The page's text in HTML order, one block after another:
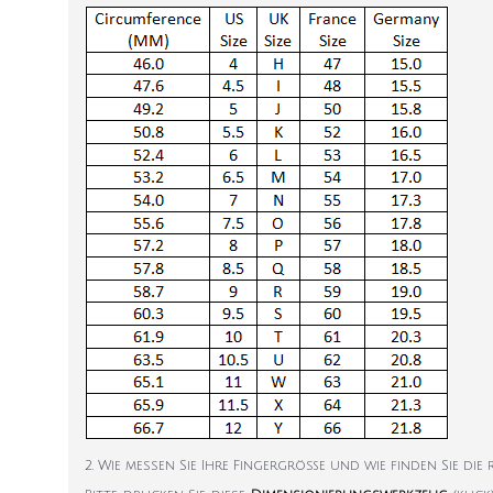
2. Wie messen Sie Ihre Fingergröße und wie finden Sie